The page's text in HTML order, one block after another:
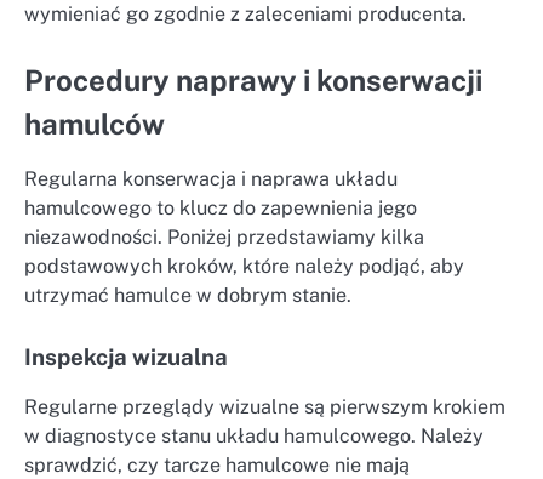
wymieniać go zgodnie z zaleceniami producenta.
Procedury naprawy i konserwacji
hamulców
Regularna konserwacja i naprawa układu
hamulcowego to klucz do zapewnienia jego
niezawodności. Poniżej przedstawiamy kilka
podstawowych kroków, które należy podjąć, aby
utrzymać hamulce w dobrym stanie.
Inspekcja wizualna
Regularne przeglądy wizualne są pierwszym krokiem
w diagnostyce stanu układu hamulcowego. Należy
sprawdzić, czy tarcze hamulcowe nie mają